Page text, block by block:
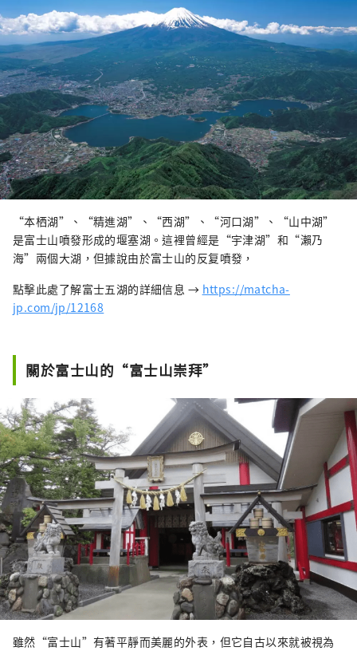
“本栖湖”、“精進湖”、“西湖”、“河口湖”、“山中湖”
是富士山噴發形成的堰塞湖。這裡曾經是“宇津湖”和“瀨乃
海”兩個大湖，但據說由於富士山的反复噴發，
點擊此處了解富士五湖的詳細信息 → https://matcha-
jp.com/jp/12168
關於富士山的“富士山崇拜”
雖然“富士山”有著平靜而美麗的外表，但它自古以來就被視為